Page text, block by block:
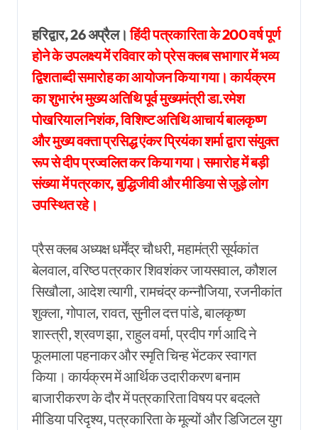
हरिद्वार, 26 अप्रैल।हिंदी पत्रकारिता के 200 वर्ष पूर्ण
होने के उपलक्ष्य में रविवार को प्रेस क्लब सभागार में भव्य
द्विशताब्दी समारोह का आयोजन किया गया। कार्यक्रम
का शुभारंभ मुख्य अतिथि पूर्व मुख्यमंत्री डा.रमेश
पोखरियाल निशंक, विशिष्ट अतिथि आचार्य बालकृष्ण
और मुख्य वक्ता प्रसिद्ध एंकर प्रियंका शर्मा द्वारा संयुक्त
रूप से दीप प्रज्वलित कर किया गया। समारोह में बड़ी
संख्या में पत्रकार, बुद्धिजीवी और मीडिया से जुड़े लोग
उपस्थित रहे।
प्रैस क्लब अध्यक्ष धर्मेंद्र चौधरी, महामंत्री सूर्यकांत
बेलवाल, वरिष्ठ पत्रकार शिवशंकर जायसवाल, कौशल
सिखौला, आदेश त्यागी, रामचंद्र कन्नौजिया, रजनीकांत
शुक्ला, गोपाल, रावत, सुनील दत्त पांडे, बालकृष्ण
शास्त्री, श्रवण झा, राहुल वर्मा, प्रदीप गर्ग आदि ने
फूलमाला पहनाकर और स्मृति चिन्ह भेंटकर स्वागत
किया। कार्यक्रम में आर्थिक उदारीकरण बनाम
बाजारीकरण के दौर में पत्रकारिता विषय पर बदलते
मीडिया परिदृश्य, पत्रकारिता के मूल्यों और डिजिटल युग